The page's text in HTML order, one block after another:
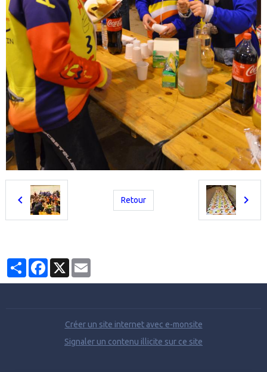
Retour
PartagerFacebook
X
Créer un site internet avec e-monsite
Signaler un contenu illicite sur ce site